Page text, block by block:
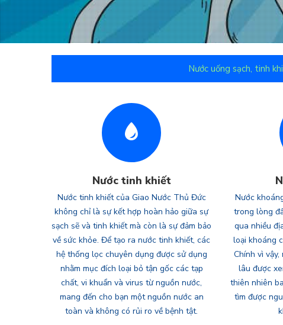
Nước uống sạch, tinh
Nước tinh khiết
Nước tinh khiết của Giao Nước Thủ Đức
không chỉ là sự kết hợp hoàn hảo giữa sự
sạch sẽ và tinh khiết mà còn là sự đảm bảo
về sức khỏe. Để tạo ra nước tinh khiết, các
hệ thống lọc chuyên dụng được sử dụng
nhằm mục đích loại bỏ tận gốc các tạp
chất, vi khuẩn và virus từ nguồn nước,
mang đến cho bạn một nguồn nước an
toàn và không có rủi ro về bệnh tật.
Nước
trong lòng
qua nhiều
loại khoáng
Chính vì
lâu được
thiên nhiên
tìm được